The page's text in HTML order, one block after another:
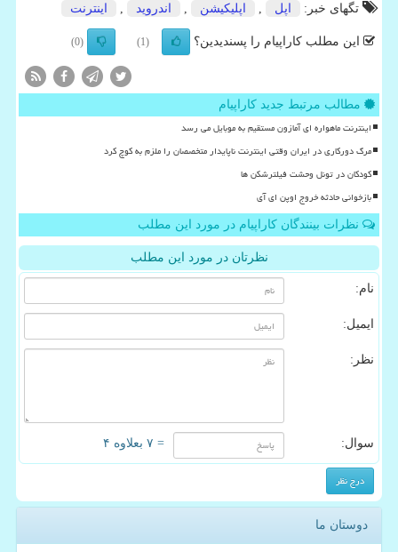
تگهای خبر:
اپل اپلیكیشن اندروید اینترنت
این مطلب کاراپیام را پسندیدین؟ (1)
(0)
مطالب مرتبط جدید کاراپیام
اینترنت ماهواره ای آمازون مستقیم به موبایل می رسد
مرگ دورکاری در ایران وقتی اینترنت ناپایدار متخصصان را ملزم به کوچ کرد
کودکان در تونل وحشت فیلترشکن ها
بازخوانی حادثه خروج اوپن ای آی
نظرات بینندگان کاراپیام در مورد این مطلب
نظرتان در مورد این مطلب
نام:
ایمیل:
نظر:
سوال: = ۷ بعلاوه ۴
دوستان ما